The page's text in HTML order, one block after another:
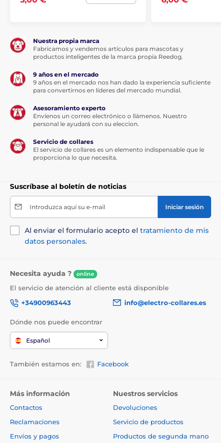
Para perros grandes
Nuestra propia marca
Fabricamos y vendemos artículos para mascotas y
productos inteligentes de la marca propia Reedog.
9 años en el mercado
9 años en el mercado nos han dado la experiencia suficiente
para convertirnos en líderes del mercado mundial.
Asesoramiento experto
Envíenos un correo electrónico o llámenos. Nuestro
personal le ayudará con su eleccion.
Servicio de collares
El servicio de collares es un elemento indispensable que le
proporciona lo que necesita.
Suscríbase al boletín de noticias
Introduzca aquí su e-mail Iniciar sesión
Al enviar el formulario acepto el tratamiento de mis
datos personales.
Necesita ayuda ? online
El servicio de atención al cliente está disponible
+34900963443
info@electro-collares.es
Dónde nos puede encontrar
Español
También estamos en: Facebook
Más información
Contactos
Reclamaciones
Envíos y pagos
Nuestros servicios
Devoluciones
Servicio de productos
Productos de segunda mano